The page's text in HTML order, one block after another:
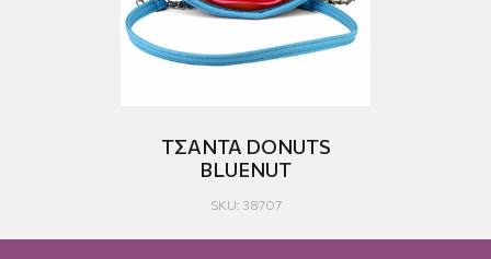
ΤΣΑΝΤΑ DONUTS
BLUENUT
SKU: 38707